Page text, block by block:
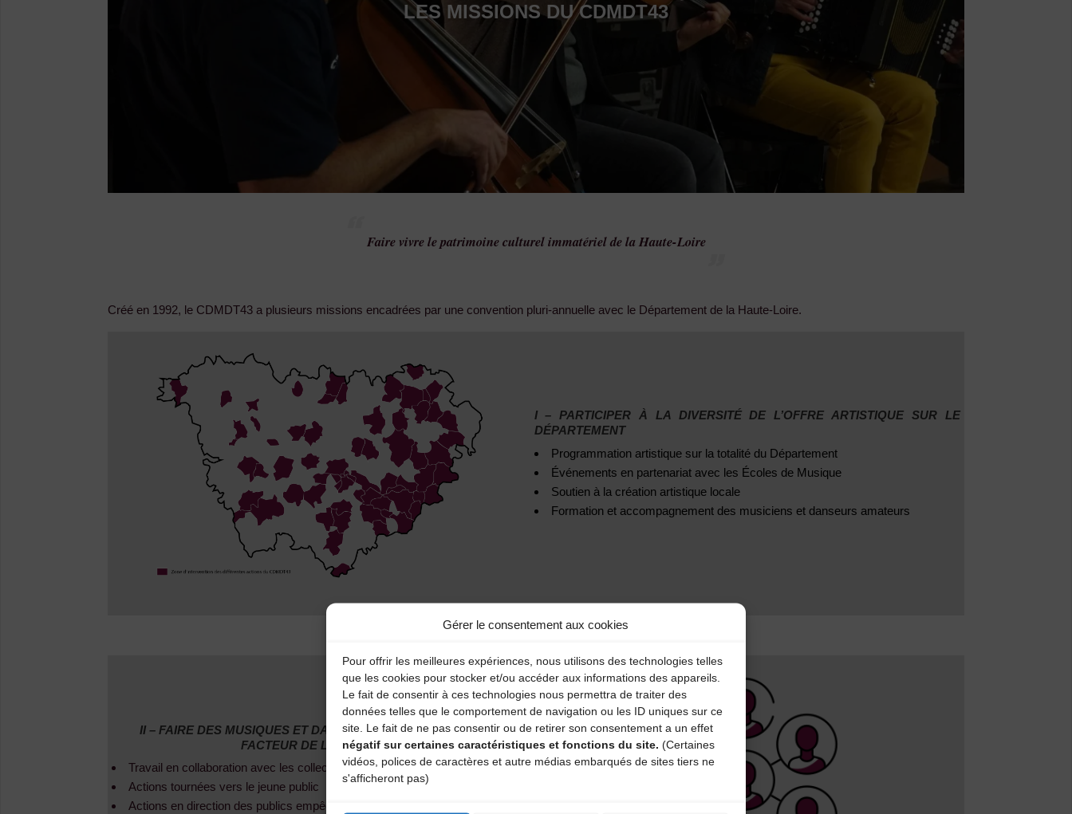
Gérer le consentement aux cookies
Pour offrir les meilleures expériences, nous utilisons des technologies telles
que les cookies pour stocker et/ou accéder aux informations des appareils.
Le fait de consentir à ces technologies nous permettra de traiter des
données telles que le comportement de navigation ou les ID uniques sur ce
site. Le fait de ne pas consentir ou de retirer son consentement a un effet
négatif sur certaines caractéristiques et fonctions du site. (Certaines
vidéos, polices de caractères et autre médias embarqués de sites tiers ne
s'afficheront pas)
LES MISSIONS DU CDMDT43
Faire vivre le patrimoine culturel immatériel de la Haute-Loire
Créé en 1992, le CDMDT43 a plusieurs missions encadrées par une convention pluri-annuelle avec le Département de la Haute-Loire.
I –PARTICIPER À LA DIVERSITÉ DE L’OFFRE ARTISTIQUE SUR LE
DÉPARTEMENT
Programmation artistique sur la totalité du Département
Événements en partenariat avec les Écoles de Musique
Soutien à la création artistique locale
Formation et accompagnement des musiciens et danseurs amateurs
II – FAIRE DES MUSIQUES ET DANSES TRADITIONNELLES UN
FACTEUR DE LIEN SOCIAL
Travail en collaboration avec les collectivités territoriales
Actions tournées vers le jeune public
Actions en direction des publics empêchés ou défavorisés